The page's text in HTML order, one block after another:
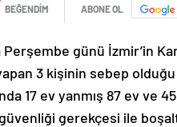
BEĞENDİM ABONE OL
günü İzmir’in
3 kişinin sebep
17 ev yanmış 87 ev ve
gerekçesi ile